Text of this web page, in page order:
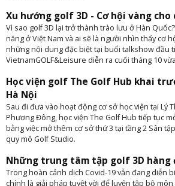
Xu hướng golf 3D - Cơ hội vàng
Vì sao golf 3D lại trở thành trào lưu ở Hàn
năng ở Việt Nam và ai sẽ là người nhìn thấy cơ
những nội dung đặc biệt tại buổi talkshow đầu
VietnamGOLF&Leisure diễn ra cuối tháng 10
Học viện golf The Golf Hub khai
Hà Nội
Sau đi đưa vào hoạt động cơ sở học viện tại Lý
Phương Đông, học viện The Golf Hub tiếp tục
bằng việc mở thêm cơ sở thứ 3 tại tầng 2 Sân
quy mô Golf Studio.
Những trung tâm tập golf 3D hàng
Trong hoàn cảnh dịch Covid-19 vẫn đang diễn
chính là giải pháp tuyệt vời để luyện tập bộ